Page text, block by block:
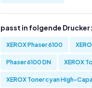
passt in folgende Drucker:
XEROX Phaser 6100
Phaser 6100 DN XEROX
XEROX Toner cyan High-